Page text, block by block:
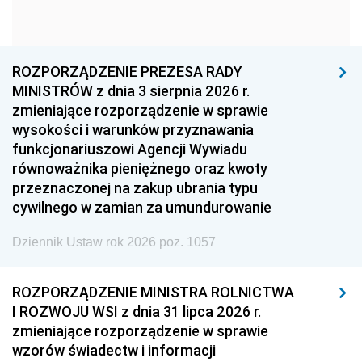
1957 1956
1954 1953
1951 1950
1948 1947
1945 1944 1939
1938 1937 1936
1935 1934
1929 1928 1927
1926 1925 1924
1923 1922
ROZPORZĄDZENIE PREZESA RADY
MINISTRÓW z dnia 3 sierpnia 2026 r.
zmieniające rozporządzenie w sprawie
wysokości i warunków przyznawania
funkcjonariuszowi Agencji Wywiadu
równoważnika pieniężnego oraz kwoty
przeznaczonej na zakup ubrania typu
cywilnego w zamian za umundurowanie
Dziennik Ustaw rok 2026 poz. 1057
ROZPORZĄDZENIE MINISTRA ROLNICTWA
I ROZWOJU WSI z dnia 31 lipca 2026 r.
zmieniające rozporządzenie w sprawie
wzorów świadectw i informacji